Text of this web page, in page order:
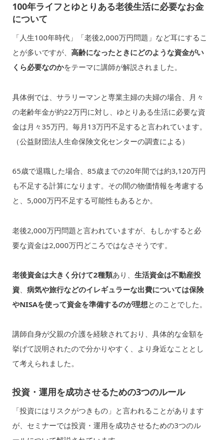
100年ライフとゆとりある老後生活に必要なお金
について
「人生100年時代」「老後2,000万円問題」など耳にするこ
とが多いですが、 高齢になったときにどのような資金がい
くら必要なのかをテーマに講師が解説されました。
具体例では、サラリーマンと専業主婦の夫婦の場合、月々
の老齢年金が約22万円に対し、ゆとりある生活に必要な資
金は月々35万円。毎月13万円不足すると言われています。
（公益財団法人生命保険文化センターの調査による）
65歳で退職した場合、85歳までの20年間では約3,120万円
も不足する計算になります。その間の物価情報を考慮する
と、5,000万円不足する可能性もあるとか。
老後2,000万円問題と言われていますが、もしかすると必
要な資金は2,000万円どころではなさそうです。
老後資金は大きく分けて2種類あり、 生活資金は不動産投
資、 病気や旅行などのイレギュラーな出費については保険
やNISAを使って資金を準備するのが理想とのことでした。
講師自身が父親の介護を経験されており、具体的な金額を
挙げて説明されたので分かりやすく、より身近なこととし
て考えられました。
投資・運用を成功させるための3つのルール
「投資にはリスクがつきもの」と言われることがあります
が、セミナーでは投資・運用を成功させるための3つのル